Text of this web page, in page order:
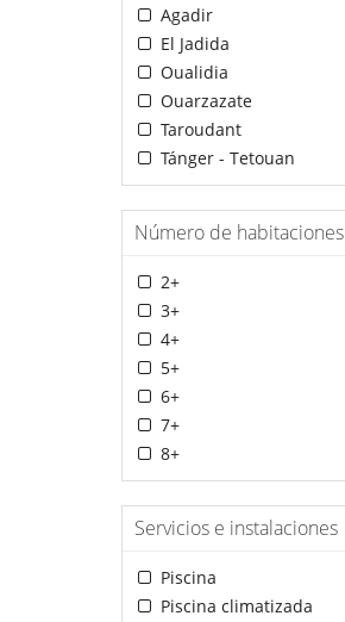
Agadir
El Jadida
Oualidia
Ouarzazate
Taroudant
Tánger - Tetouan
Número de habitaciones
2+
3+
4+
5+
6+
7+
8+
Servicios e instalaciones
Piscina
Piscina climatizada